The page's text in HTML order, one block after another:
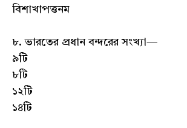
বিশাখাপত্তনম
৮. ভারতের প্রধান বন্দরের সংখ্যা—
৯টি
৮টি
১২টি
১৪টি